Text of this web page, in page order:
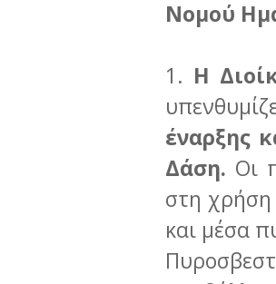
Νομού
1. Η
έναρξης
Δάση. Οι
στη χρήση
και μέσα